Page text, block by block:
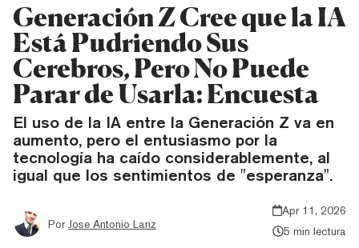
Generación Z Cree que la IA
Está Pudriendo Sus
Cerebros, Pero No Puede
Parar de Usarla: Encuesta
El uso de la IA entre la Generación Z va en
aumento, pero el entusiasmo por la
tecnología ha caído considerablemente, al
igual que los sentimientos de "esperanza".
Por Jose Antonio Lanz
Apr 11, 2026
5 min lectura